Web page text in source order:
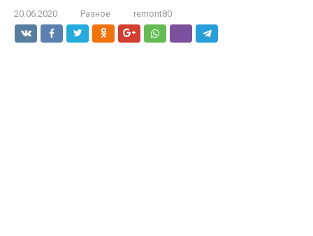
20.06.2020 Разное remont80